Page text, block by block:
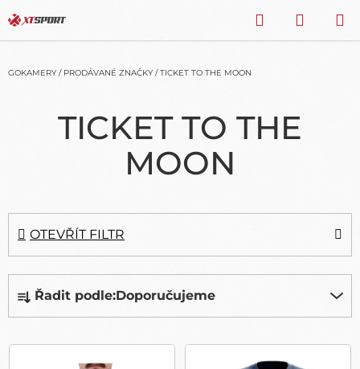
na
HLEDAT
KOŠÍK
GOKAMERY / PRODÁVANÉ ZNAČKY / TICKET TO THE MOON
TICKET TO THE
MOON
OTEVŘÍT FILTR
A
Z
Řadit podle:Doporučujeme
V